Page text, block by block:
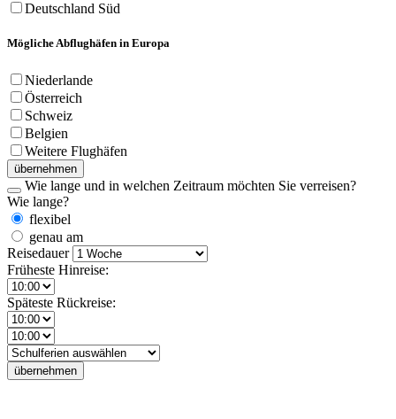
Deutschland Süd
Mögliche Abflughäfen in Europa
Niederlande
Österreich
Schweiz
Belgien
Weitere Flughäfen
übernehmen
Wie lange und in welchen Zeitraum möchten Sie verreisen?
Wie lange?
flexibel
genau am
Reisedauer
Früheste Hinreise:
Späteste Rückreise:
übernehmen